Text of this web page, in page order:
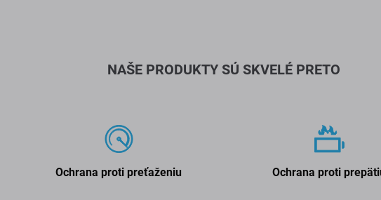
NAŠE PRODUKTY SÚ SKVELÉ PRETO
Ochrana proti preťaženiu Ochrana proti